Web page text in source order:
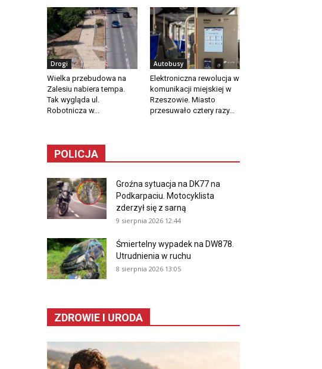
Drogi
Wielka przebudowa na
Zalesiu nabiera tempa.
Tak wygląda ul.
Robotnicza w...
Autobusy
Elektroniczna rewolucja w
komunikacji miejskiej w
Rzeszowie. Miasto
przesuwało cztery razy...
POLICJA
Groźna sytuacja na DK77 na
Podkarpaciu. Motocyklista
zderzył się z sarną
9 sierpnia 2026 12:44
Śmiertelny wypadek na DW878.
Utrudnienia w ruchu
8 sierpnia 2026 13:05
ZDROWIE I URODA